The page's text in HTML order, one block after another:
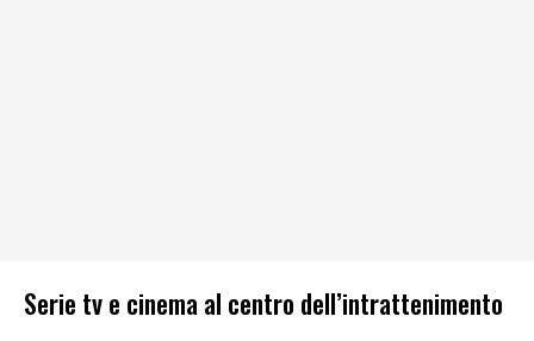
Serie tv e cinema al centro dell’intrattenimento